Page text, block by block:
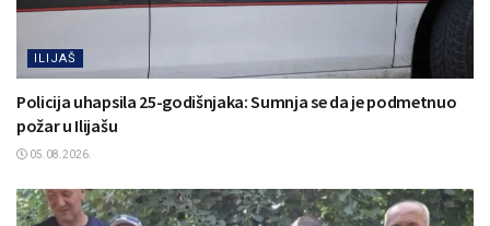
ILIJAŠ
Policija uhapsila 25-godišnjaka: Sumnja se da je podmetnuo
požar u Ilijašu
05.08.2026.